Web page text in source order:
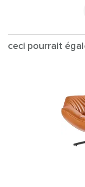
ceci pourrait